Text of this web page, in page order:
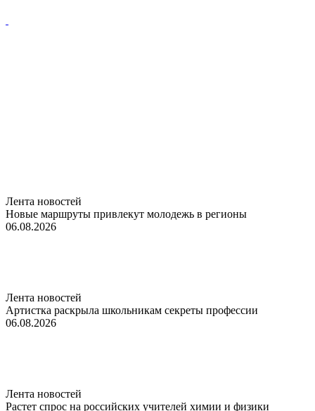
Лента новостей
Новые маршруты привлекут молодежь в регионы
06.08.2026
Лента новостей
Артистка раскрыла школьникам секреты профессии
06.08.2026
Лента новостей
Растет спрос на российских учителей химии и физики